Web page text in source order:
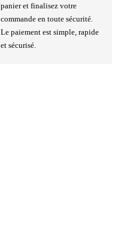
panier et finalisez votre
commande en toute sécurité.
Le paiement est simple, rapide
et sécurisé.